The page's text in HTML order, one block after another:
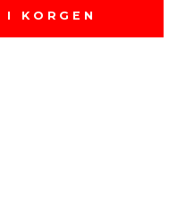
I KORGEN